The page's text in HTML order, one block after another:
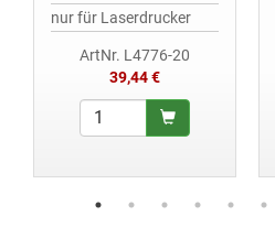
nur für Laserdrucker
ArtNr. L4776-20
39,44 €